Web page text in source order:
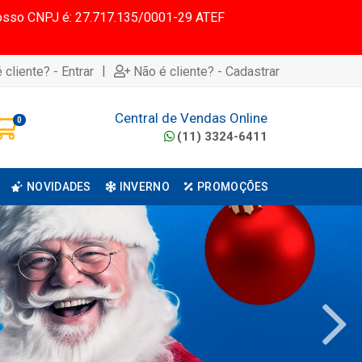
CNPJ é: 27.717.135/0001-29 ATEF
cliente? - Entrar | Não é cliente? - Cadastrar
0 Central de Vendas Online
(11) 3324-6411
NOVIDADES INVERNO PROMOÇÕES